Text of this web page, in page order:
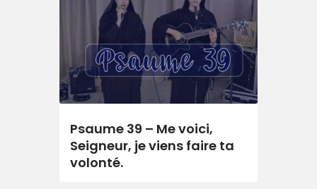
Psaume 39 – Me voici,
Seigneur, je viens faire ta
volonté.